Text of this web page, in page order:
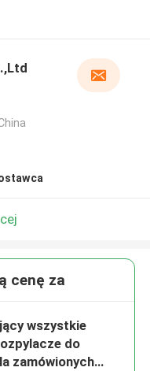
cenę za
wszystkie
do
zamówionych